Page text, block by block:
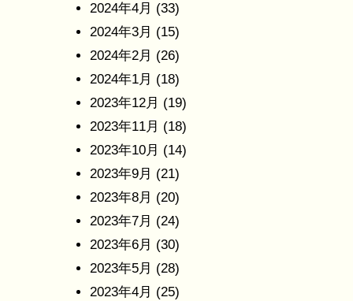
2024年4月 (33)
2024年3月 (15)
2024年2月 (26)
2024年1月 (18)
2023年12月 (19)
2023年11月 (18)
2023年10月 (14)
2023年9月 (21)
2023年8月 (20)
2023年7月 (24)
2023年6月 (30)
2023年5月 (28)
2023年4月 (25)